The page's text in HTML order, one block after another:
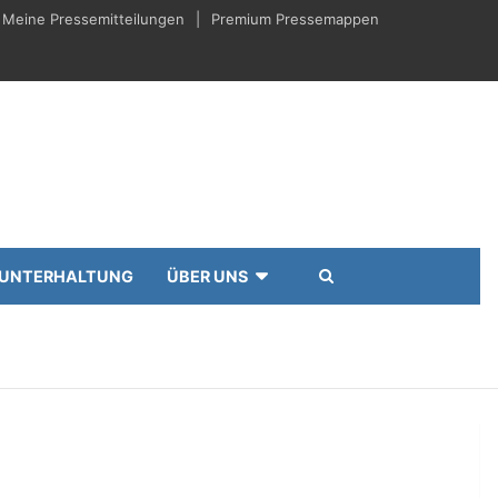
Meine Pressemitteilungen Premium Pressemappen
UNTERHALTUNG ÜBER UNS